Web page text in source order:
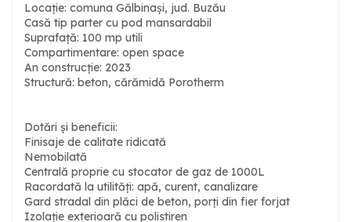
Locație: comuna Gălbinași, jud. Buzău
Casă tip parter cu pod mansardabil
Suprafață: 100 mp utili
Compartimentare: open space
An construcție: 2023
Structură: beton, cărămidă Porotherm
Dotări și beneficii:
Finisaje de calitate ridicată
Nemobilată
Centrală proprie cu stocator de gaz de 1000L
Racordată la utilități: apă, curent, canalizare
Gard stradal din plăci de beton, porți din fier forjat
Izolație exterioară cu polistiren